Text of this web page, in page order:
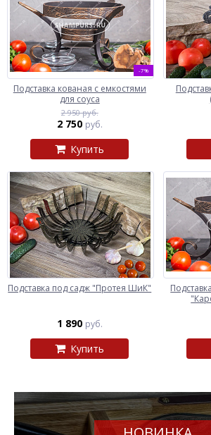
-7%
Подставка кованая с емкостями
для соуса
2 950 руб.
2 750 руб.
Купить
Подставка под садж "Протея ШиК"
1 890 руб.
Купить